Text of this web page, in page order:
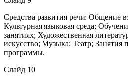
Средства развития речи: Общение
Культурная языковая среда;
занятиях; Художественная
искусство; Музыка; Театр; Занятия
программы.
Слайд 10